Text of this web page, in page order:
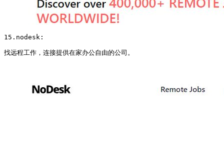
15.nodesk:
找远程工作，连接提供在家办公自由的公司。